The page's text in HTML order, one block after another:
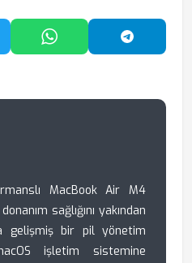
Paylaş
WhatsApp'ta Paylaş
MacBook Air M4
sağlığını yakından
gelişmiş bir pil yönetim
işletim sistemine